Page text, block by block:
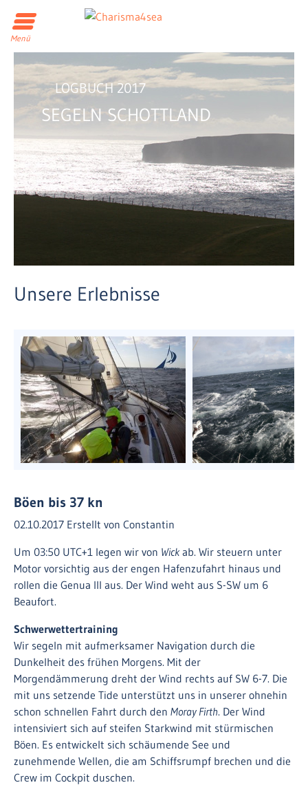
Menü
LOGBUCH 2017
SEGELN SCHOTTLAND
Unsere Erlebnisse
Böen bis 37 kn
02.10.2017 Erstellt von Constantin
Um 03:50 UTC+1 legen wir von Wickab. Wir steuern unter
Motor vorsichtig aus der engen Hafenzufahrt hinaus und
rollen die Genua III aus. Der Wind weht aus S-SW um 6
Beaufort.
Schwerwettertraining
Wir segeln mit aufmerksamer Navigation durch die
Dunkelheit des frühen Morgens. Mit der
Morgendämmerung dreht der Wind rechts auf SW 6-7. Die
mit uns setzende Tide unterstützt uns in unserer ohnehin
schon schnellen Fahrt durch den Moray Firth. Der Wind
intensiviert sich auf steifen Starkwind mit stürmischen
Böen. Es entwickelt sich schäumende See und
zunehmende Wellen, die am Schiffsrumpf brechen und die
Crew im Cockpit duschen.